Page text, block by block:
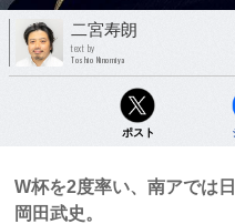
二宮寿朗
text by
Toshio Ninomiya
ポスト
W杯を2度率い、南アでは
岡田武史。